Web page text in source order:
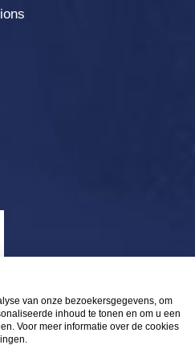
van onze bezoekersgegevens, om
inhoud te tonen en om u een
Voor meer informatie over de cookies